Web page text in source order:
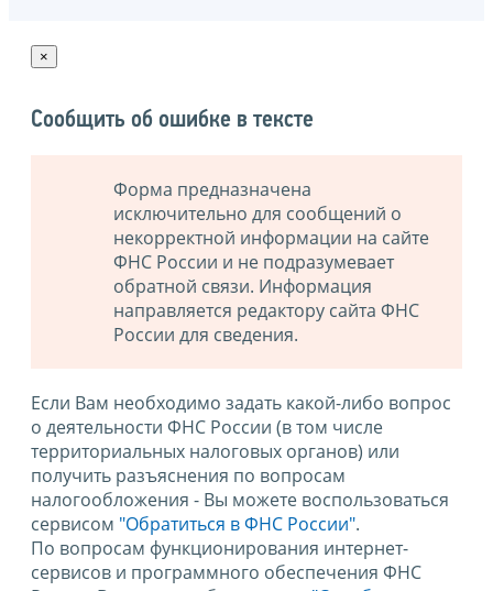
×
Сообщить об ошибке в тексте
Форма предназначена
исключительно для сообщений о
некорректной информации на сайте
ФНС России и не подразумевает
обратной связи. Информация
направляется редактору сайта ФНС
России для сведения.
Если Вам необходимо задать какой-либо вопрос
о деятельности ФНС России (в том числе
территориальных налоговых органов) или
получить разъяснения по вопросам
налогообложения - Вы можете воспользоваться
сервисом "Обратиться в ФНС России".
По вопросам функционирования интернет-
сервисов и программного обеспечения ФНС